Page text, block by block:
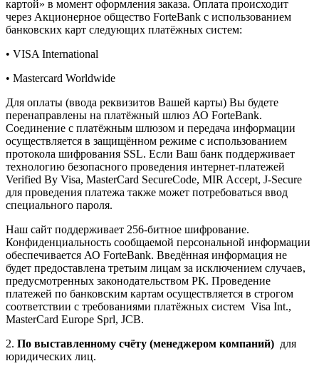
картой» в момент оформления заказа. Оплата происходит
через Акционерное общество ForteBank с использованием
банковских карт следующих платёжных систем:
• VISA International
• Mastercard Worldwide
Для оплаты (ввода реквизитов Вашей карты) Вы будете
перенаправлены на платёжный шлюз АО ForteBank.
Соединение с платёжным шлюзом и передача информации
осуществляется в защищённом режиме с использованием
протокола шифрования SSL. Если Ваш банк поддерживает
технологию безопасного проведения интернет-платежей
Verified By Visa, MasterCard SecureCode, MIR Accept, J-Secure
для проведения платежа также может потребоваться ввод
специального пароля.
Наш сайт поддерживает 256-битное шифрование.
Конфиденциальность сообщаемой персональной информации
обеспечивается АО ForteBank. Введённая информация не
будет предоставлена третьим лицам за исключением случаев,
предусмотренных законодательством РК. Проведение
платежей по банковским картам осуществляется в строгом
соответствии с требованиями платёжных систем Visa Int.,
MasterCard Europe Sprl, JCB.
2. По выставленному счёту (менеджером компаний) для
юридических лиц.